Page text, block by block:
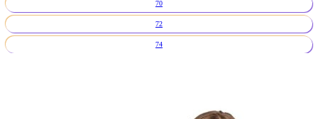
70
72
74